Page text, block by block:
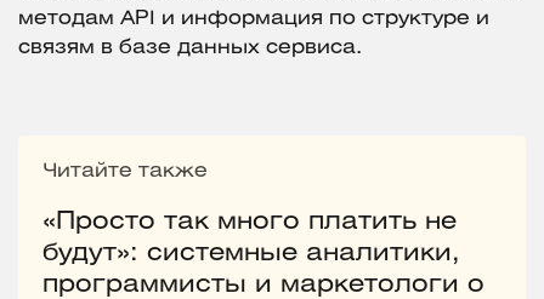
методам API и информация по структуре и
связям в базе данных сервиса.
Читайте также
«Просто так много платить не
будут»: системные аналитики,
программисты и маркетологи о